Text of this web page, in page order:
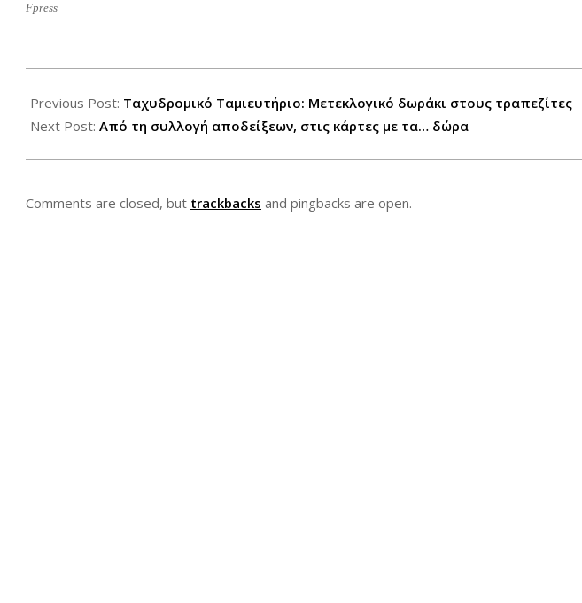
Fpress
07-
21
Previous Post: Ταχυδρομικό Ταμιευτήριο: Μετεκλογικό δωράκι στους τραπεζίτες
Next Post: Από τη συλλογή αποδείξεων, στις κάρτες με τα… δώρα
Comments are closed, but trackbacks and pingbacks are open.